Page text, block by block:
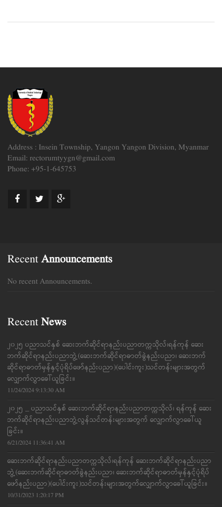
Address : Insein Township, Yangon Yangon Division, Myanmar
Email: rectorumtyygn@gmail.com
Phone: +95-1-645753
Recent Announcements
No recent Announcements.
Recent News
၂၀၂၅ ပညာသင်နှစ် ဆေးဘက်ဆိုင်ရာနည်းပညာတက္ကသိုလ်၊ရန်ကုန် ဆေး
ဘက်ဆိုင်ရာနည်းပညာဘွဲ့(ဆေးဘက်ဆိုင်ရာဓာတ်ခွဲနည်းပညာ၊ ဆေးဘက်
ဆိုင်ရာဓာတ်မှန်နှင့်ပုံရိပ်ဖော်နည်းပညာ)(ပေါင်းကူး)သင်တန်းများအတွက်
လျှောက်လွှာခေါ်ယူခြင်း။
11/24/2024 9:13:30 AM
၂၀၂၅ _ ပညာသင်နှစ် ဆေးဘက်ဆိုင်ရာနည်းပညာတက္ကသိုလ်၊ ရန်ကုန် ဆေး
ဘက်ဆိုင်ရာနည်းပညာဘွဲ့လွန်သင်တန်းများအတွက် လျှောက်လွှာခေါ်ယူ
ခြင်း။
6/21/2024 11:36:41 AM
ဆေးဘက်ဆိုင်ရာနည်းပညာတက္ကသိုလ်၊ရန်ကုန် ဆေးဘက်ဆိုင်ရာနည်းပညာ
ဘွဲ့(ဆေးဘက်ဆိုင်ရာဓာတ်ခွဲနည်းပညာ၊ ဆေးဘက်ဆိုင်ရာဓာတ်မှန်နှင့်ပုံရိပ်
ဖော်နည်းပညာ)(ပေါင်းကူး)သင်တန်းများအတွက်လျှောက်လွှာခေါ်ယူခြင်း။
10/31/2023 1:20:17 PM